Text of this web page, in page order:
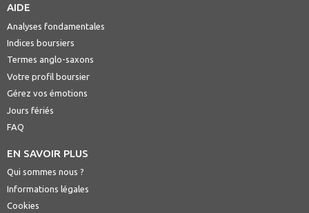
AIDE
Analyses fondamentales
Indices boursiers
Termes anglo-saxons
Votre profil boursier
Gérez vos émotions
Jours fériés
FAQ
EN SAVOIR PLUS
Qui sommes nous ?
Informations légales
Cookies